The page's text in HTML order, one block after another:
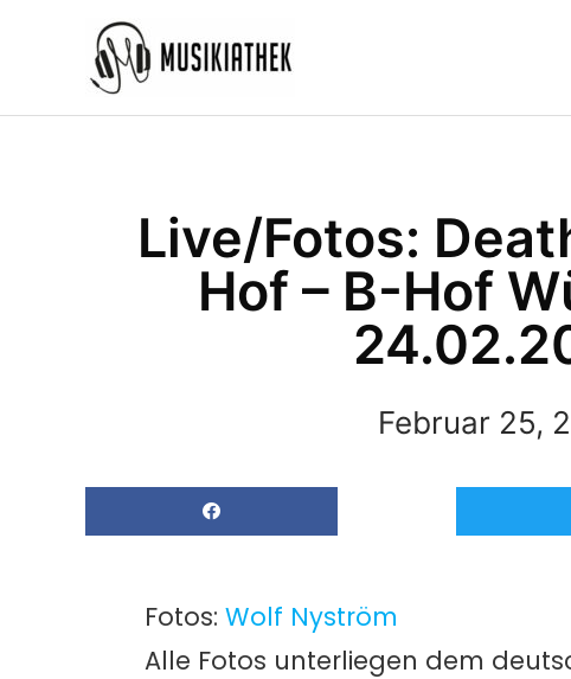
Live/Fotos:
Hof – B-Hof
Februar 25,
Fotos: Wolf Nyström
Alle Fotos unterliegen dem